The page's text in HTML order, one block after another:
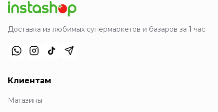
Доставка из любимых супермаркетов и базаров за 1 час
Клиентам
Магазины